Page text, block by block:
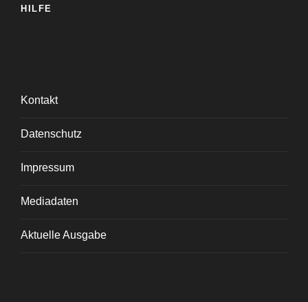
HILFE
Kontakt
Datenschutz
Impressum
Mediadaten
Aktuelle Ausgabe